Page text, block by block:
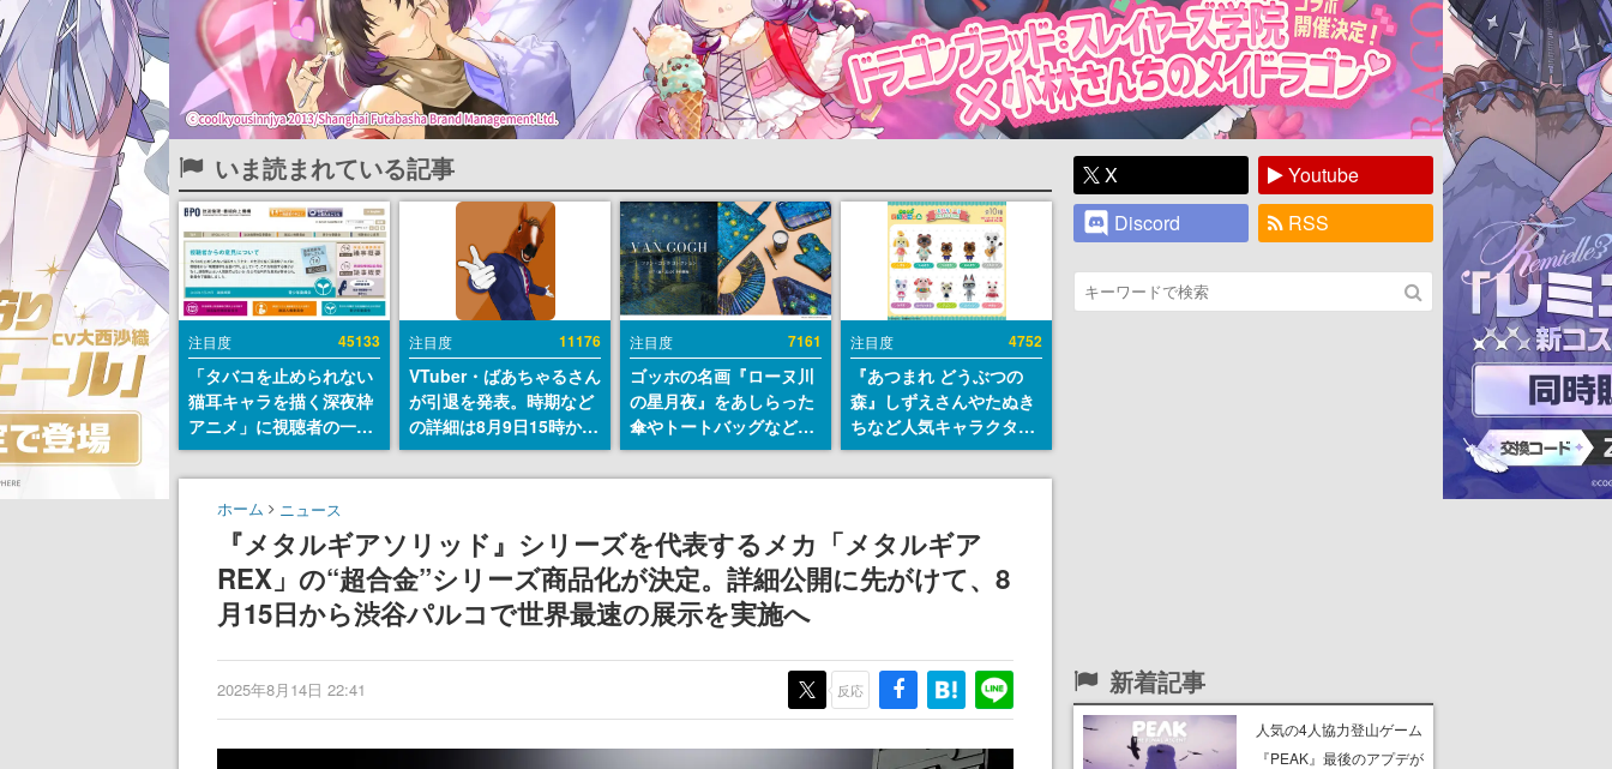
いま読まれている記事
注目度 45133
「タバコを止められない
猫耳キャラを描く深夜枠
アニメ」に視聴者の一部
から批判意見。違法薬物
の使用と思しき描写も含
めて、BPOが議論を交わ
注目度 11176
VTuber・ばあちゃるさん
が引退を発表。時期など
の詳細は8月9日15時から
の配信で説明
注目度 7161
ゴッホの名画『ローヌ川
の星月夜』をあしらった
傘やトートバッグなどが
登場。8月7日21時より2
日間限定で予約販売
注目度 4752
『あつまれ どうぶつの
森』しずえさんやたぬき
ちなど人気キャラクター
のフロッキードールが9
月に発売開始。「とたけ
ホーム ニュース
『メタルギアソリッド』シリーズを代表するメカ「メタルギア
REX」の“超合金”シリーズ商品化が決定。詳細公開に先がけて、8
月15日から渋谷パルコで世界最速の展示を実施へ
2025年8月14日 22:41 反応
X
Youtube
Discord
RSS
新着記事
人気の4人協力登山ゲーム
『PEAK』最後のアプデが